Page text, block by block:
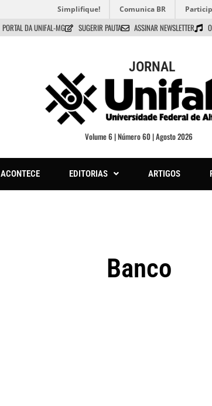
Simplifique! Comunica BR
PORTAL DA UNIFAL-MG SUGERIR PAUTA ASSINAR NEWSLETTER
JORNAL
Volume 6 | Número 60 | Agosto 2026
ACONTECE EDITORIAS ARTIGOS
Banco